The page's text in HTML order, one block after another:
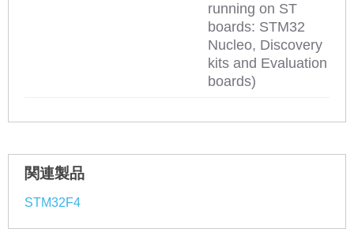
running on ST
boards: STM32
Nucleo, Discovery
kits and Evaluation
boards)
関連製品
STM32F4